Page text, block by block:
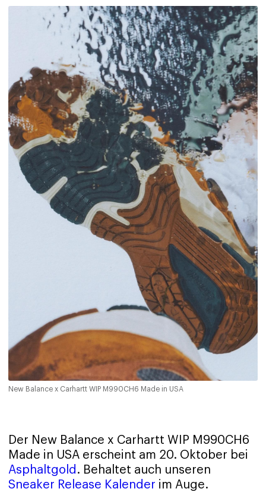
New Balance x Carhartt WIP M990CH6 Made in USA
Der New Balance x Carhartt WIP M990CH6
Made in USA erscheint am 20. Oktober bei
Asphaltgold . Behaltet auch unseren
Sneaker Release Kalender im Auge.